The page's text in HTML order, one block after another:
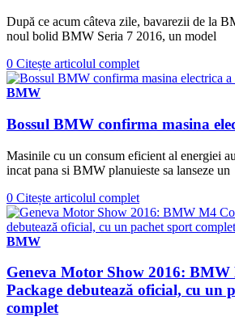
După ce acum câteva zile, bavarezii de la
noul bolid BMW Seria 7 2016, un model
0 Citește articolul complet
BMW
Bossul BMW confirma masina
Masinile cu un consum eficient al energiei
incat pana si BMW planuieste sa lanseze un
0 Citește articolul complet
BMW
Geneva Motor Show 2016:
Package debutează oficial, cu un
complet